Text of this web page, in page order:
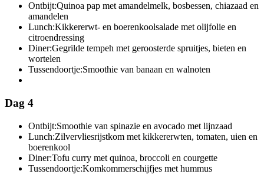
Ontbijt:Quinoa pap met amandelmelk, bosbessen, chiazaad en
amandelen
Lunch:Kikkererwt- en boerenkoolsalade met olijfolie en
citroendressing
Diner:Gegrilde tempeh met geroosterde spruitjes, bieten en
wortelen
Tussendoortje:Smoothie van banaan en walnoten
Dag 4
Ontbijt:Smoothie van spinazie en avocado met lijnzaad
Lunch:Zilvervliesrijstkom met kikkererwten, tomaten, uien en
boerenkool
Diner:Tofu curry met quinoa, broccoli en courgette
Tussendoortje:Komkommerschijfjes met hummus